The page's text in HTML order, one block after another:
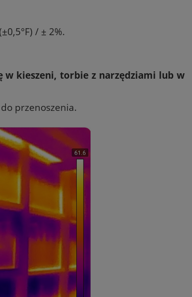
/ ± 2%.
w kieszeni, torbie z narzędziami lub w
przenoszenia.